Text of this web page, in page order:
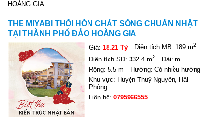
HOÀNG GIA
THE MIYABI THỔI HỒN CHẤT SỐNG CHUẨN NHẬT
TẠI THÀNH PHỐ ĐẢO HOÀNG GIA
Giá:18.21 Tỷ Diện tích MB: 189 m2
Diện tích SD: 332.4 m2
Dài: m
Rộng: 5.5 m
Hướng: Có nhiều hướng
Khu vực: Huyện Thuỷ Nguyên, Hải
Phòng
Liên hệ:0795966555